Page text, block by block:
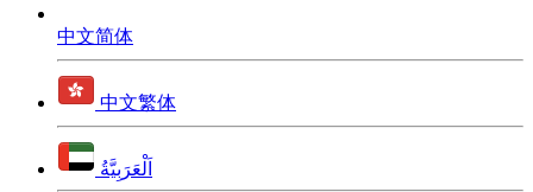
中文简体
中文繁体
اَلْعَرَبِيَّةُ